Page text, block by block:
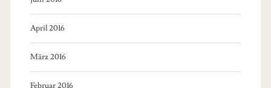
April 2016
März 2016
Februar 2016